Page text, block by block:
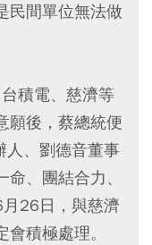
民間單位無法做
積電、慈濟等
願後，蔡總統便
人、劉德音董事
、團結合力、
26日，與慈濟
積極處理。